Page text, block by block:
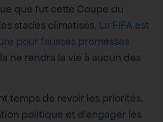
que fut cette Coupe du
stades climatisés. La FIFA est
pour fausses promesses
ne rendra la vie à aucun des
temps de revoir les priorités.
politique et d’engager les